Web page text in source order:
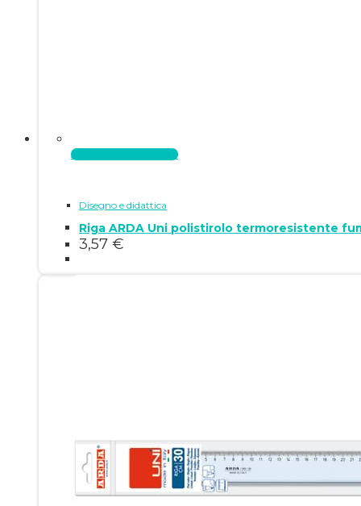
Aggiungi al carrello
Disegno e didattica
Riga ARDA Uni polistirolo termoresistente
3,57 €